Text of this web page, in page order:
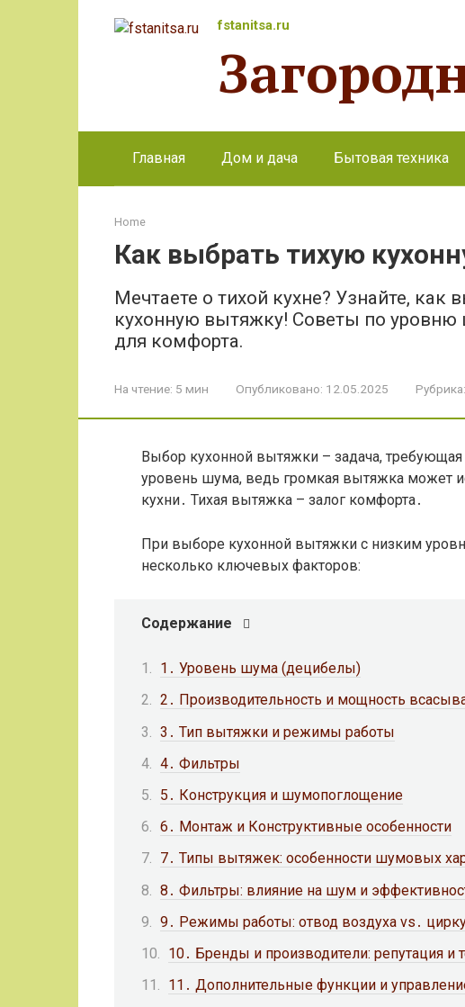
fstanitsa.ru
Главная Дом и дача Бытовая техника
Home
Как выбрать тихую
Мечтаете о тихой кухне? Узнайте, как
кухонную вытяжку! Советы по
для комфорта.
На чтение: 5 мин Опубликовано: 12.05.2025 Рубрика:
Выбор кухонной вытяжки – задача,
уровень шума, ведь громкая вытяжка может
кухни․ Тихая вытяжка – залог комфорта․
При выборе кухонной вытяжки с низким
несколько ключевых факторов:
Содержание
1․ Уровень шума (децибелы)
2․ Производительность и мощность
3․ Тип вытяжки и режимы работы
4․ Фильтры
5․ Конструкция и шумопоглощение
6․ Монтаж и Конструктивные особенности
7․ Типы вытяжек: особенности шумовых
8․ Фильтры: влияние на шум и
9․ Режимы работы: отвод воздуха vs․
10․ Бренды и производители: репутация и
11․ Дополнительные функции и